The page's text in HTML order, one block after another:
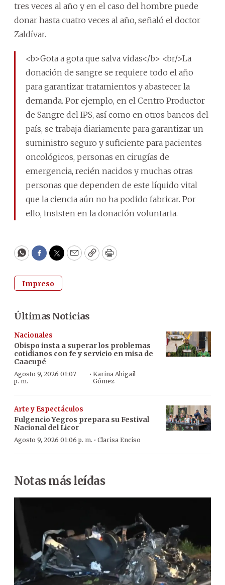
tres veces al año y en el caso del hombre puede
donar hasta cuatro veces al año, señaló el doctor
Zaldívar.
<b>Gota a gota que salva vidas</b> <br/>La
donación de sangre se requiere todo el año
para garantizar tratamientos y abastecer la
demanda. Por ejemplo, en el Centro Productor
de Sangre del IPS, así como en otros bancos del
país, se trabaja diariamente para garantizar un
suministro seguro y suficiente para pacientes
oncológicos, personas en cirugías de
emergencia, recién nacidos y muchas otras
personas que dependen de este líquido vital
que la ciencia aún no ha podido fabricar. Por
ello, insisten en la donación voluntaria.
WhatsApp
Facebook
Twitter
EmailCopyPrint
Impreso
Últimas Noticias
Nacionales
Obispo insta a superar los problemas
cotidianos con fe y servicio en misa de
Caacupé
Agosto 9, 2026 01:07
p. m.
·Karina Abigail
Gómez
Arte y Espectáculos
Fulgencio Yegros prepara su Festival
Nacional del Licor
Agosto 9, 2026 01:06 p. m. · Clarisa Enciso
Notas más leídas